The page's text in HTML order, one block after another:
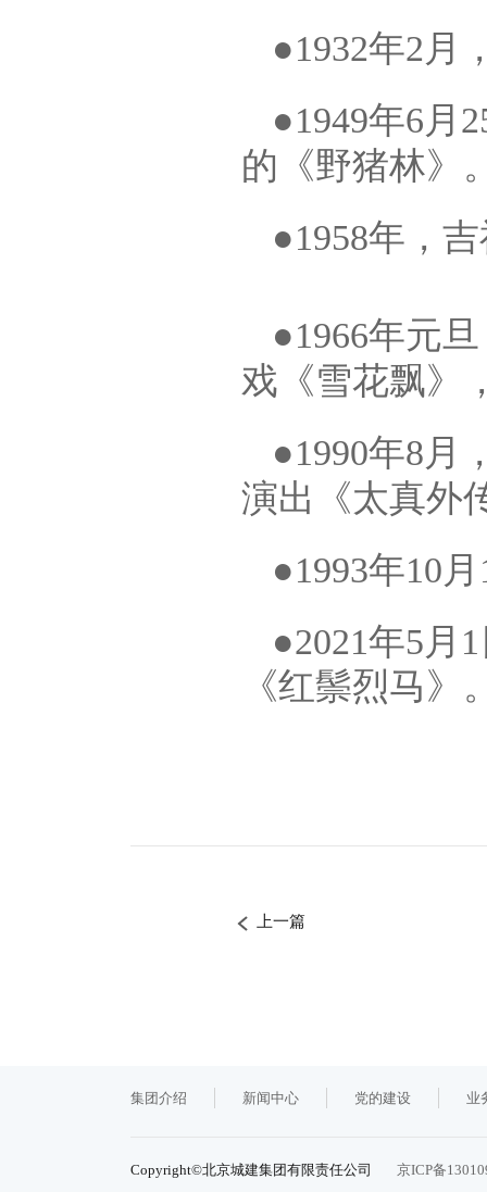
●1932年2月
●1949年6月
的《野猪林》
●1958年，
●1966年元
戏《雪花飘》
●1990年8月
演出《太真外
●1993年10
●2021年5月
《红鬃烈马》
上一篇
集团介绍 新闻中心 党的建设 业
Copyright©北京城建集团有限责任公司 京ICP备